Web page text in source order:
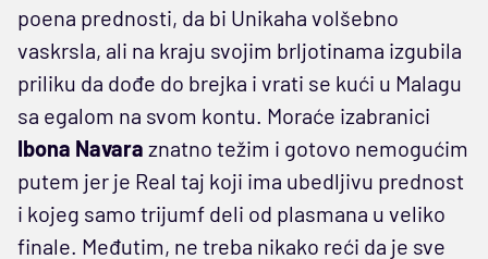
poena prednosti, da bi Unikaha volšebno
vaskrsla, ali na kraju svojim brljotinama izgubila
priliku da dođe do brejka i vrati se kući u Malagu
sa egalom na svom kontu. Moraće izabranici
Ibona Navara znatno težim i gotovo nemogućim
putem jer je Real taj koji ima ubedljivu prednost
i kojeg samo trijumf deli od plasmana u veliko
finale. Međutim, ne treba nikako reći da je sve